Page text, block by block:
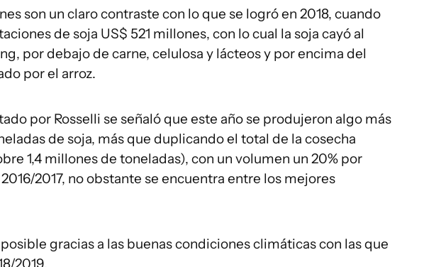
son un claro contraste con lo que se logró en 2018, cuando
de soja US$ 521 millones, con lo cual la soja cayó al
por debajo de carne, celulosa y lácteos y por encima del
por el arroz.
por Rosselli se señaló que este año se produjeron algo más
de soja, más que duplicando el total de la cosecha
1,4 millones de toneladas), con un volumen un 20% por
2017, no obstante se encuentra entre los mejores
gracias a las buenas condiciones climáticas con las que